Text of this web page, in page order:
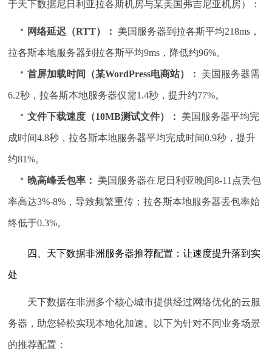
于天下数据尼日利亚拉各斯机房与某美国弗吉尼亚机房）：
网络延迟（RTT）： 美国服务器到拉各斯平均218ms，
拉各斯本地服务器到拉各斯平均9ms，降低约96%。
首屏加载时间（某WordPress电商站）： 美国服务器需
6.2秒，拉各斯本地服务器仅需1.4秒，提升约77%。
文件下载速度（10MB测试文件）： 美国服务器平均完
成时间4.8秒，拉各斯本地服务器平均完成时间0.9秒，提升
约81%。
晚高峰丢包率： 美国服务器在尼日利亚晚间8-11点丢包
率高达3%-8%，导致频繁重传；拉各斯本地服务器丢包率始
终低于0.3%。
四、天下数据非洲服务器推荐配置：让速度提升落到实
处
天下数据在非洲多个核心城市提供经过网络优化的云服
务器，助您轻松实现本地化加速。以下为针对不同业务场景
的推荐配置：